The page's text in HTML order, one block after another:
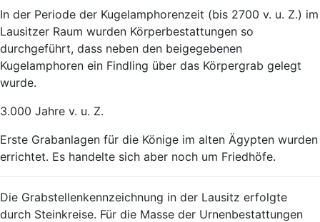
In der Periode der Kugelamphorenzeit (bis 2700 v. u. Z.) im
Lausitzer Raum wurden Körperbestattungen so
durchgeführt, dass neben den beigegebenen
Kugelamphoren ein Findling über das Körpergrab gelegt
wurde.
3.000 Jahre v. u. Z.
Erste Grabanlagen für die Könige im alten Ägypten wurden
errichtet. Es handelte sich aber noch um Friedhöfe.
Die Grabstellenkennzeichnung in der Lausitz erfolgte
durch Steinkreise. Für die Masse der Urnenbestattungen